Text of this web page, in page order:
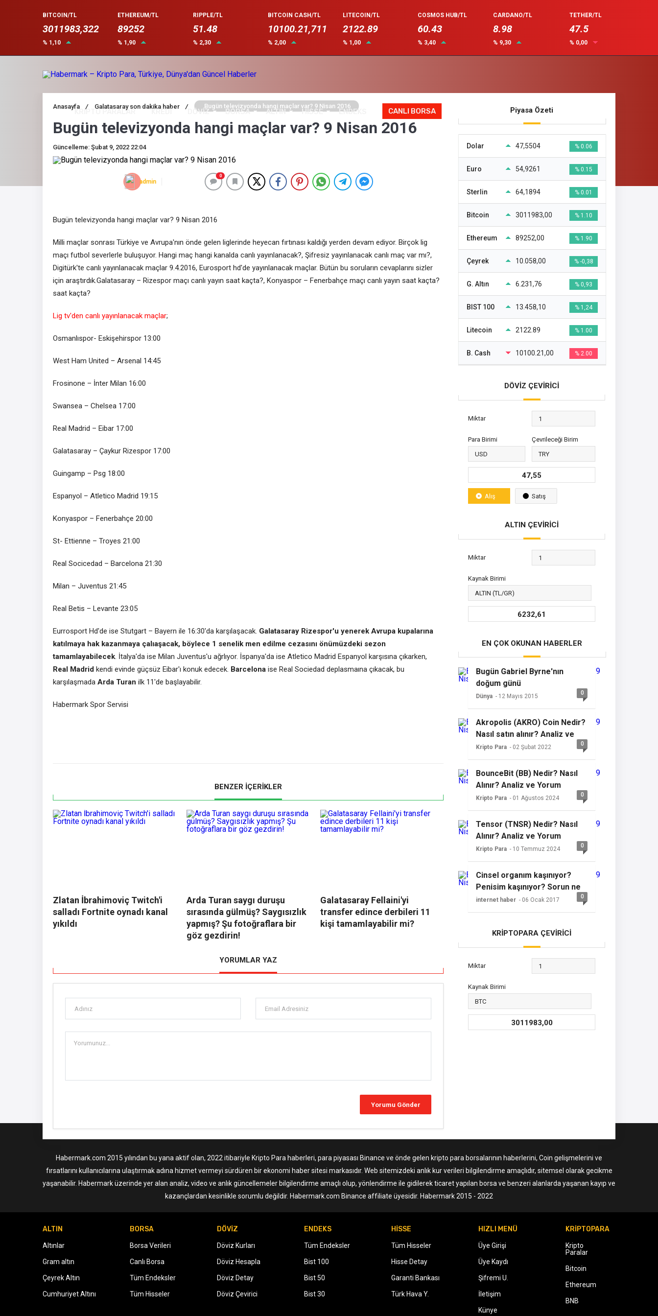
BITCOIN/TL
3011983,322
% 1,10
ETHEREUM/TL
89252
% 1,90
RIPPLE/TL
51.48
% 2,30
BITCOIN CASH/TL
10100.21,711
% 2,00
LITECOIN/TL
2122.89
% 1,00
COSMOS HUB/TL
60.43
% 3,40
CARDANO/TL
8.98
% 9,30
TETHER/TL
47.5
% 0,00
KRİPTO PARALAR KREDİ DÖVİZ BORSA ALTIN HİSSE ENDEKS CANLI BORSA
Anasayfa / Galatasaray son dakika haber / Bugün televizyonda hangi maçlar var? 9 Nisan 2016
Bugün televizyonda hangi maçlar var? 9 Nisan 2016
Güncelleme: Şubat 9, 2022 22:04
admin
0
Bugün televizyonda hangi maçlar var? 9 Nisan 2016
Milli maçlar sonrası Türkiye ve Avrupa'nın önde gelen liglerinde heyecan fırtınası kaldığı yerden devam ediyor. Birçok lig
maçı futbol severlerle buluşuyor. Hangi maç hangi kanalda canlı yayınlanacak?, Şifresiz yayınlanacak canlı maç var mı?,
Digitürk'te canlı yayınlanacak maçlar 9.4.2016, Eurosport hd'de yayınlanacak maçlar. Bütün bu soruların cevaplarını sizler
için araştırdık.Galatasaray – Rizespor maçı canlı yayın saat kaçta?, Konyaspor – Fenerbahçe maçı canlı yayın saat kaçta?
saat kaçta?
Lig tv'den canlı yayınlanacak maçlar;
Osmanlıspor- Eskişehirspor 13:00
West Ham United – Arsenal 14:45
Frosinone – İnter Milan 16:00
Swansea – Chelsea 17:00
Real Madrid – Eibar 17:00
Galatasaray – Çaykur Rizespor 17:00
Guingamp – Psg 18:00
Espanyol – Atletico Madrid 19:15
Konyaspor – Fenerbahçe 20:00
St- Ettienne – Troyes 21:00
Real Socicedad – Barcelona 21:30
Milan – Juventus 21:45
Real Betis – Levante 23:05
Eurrosport Hd'de ise Stutgart – Bayern ile 16:30'da karşılaşacak. Galatasaray Rizespor'u yenerek Avrupa kupalarına
katılmaya hak kazanmaya çalıaşacak, böylece 1 senelik men edilme cezasını önümüzdeki sezon
tamamlayabilecek . İtalya'da ise Milan Juventus'u ağrlıyor. İspanya'da ise Atletico Madrid Espanyol karşısına çıkarken,
Real Madrid kendi evinde güçsüz Eibar'ı konuk edecek. Barcelona ise Real Sociedad deplasmaına çıkacak, bu
karşılaşmada Arda Turan ilk 11'de başlayabilir.
Habermark Spor Servisi
BENZER İÇERİKLER
Zlatan İbrahimoviç Twitch'i
salladı Fortnite oynadı kanal
yıkıldı
Arda Turan saygı duruşu
sırasında gülmüş? Saygısızlık
yapmış? Şu fotoğraflara bir
göz gezdirin!
Galatasaray Fellaini'yi
transfer edince derbileri 11
kişi tamamlayabilir mi?
YORUMLAR YAZ
Piyasa Özeti
Dolar 47,5504 % 0.06
Euro 54,9261 % 0.15
Sterlin 64,1894 % 0.01
Bitcoin 3011983,00 % 1.10
Ethereum 89252,00 % 1.90
Çeyrek 10.058,00 % -0,38
G. Altın 6.231,76 % 0,93
BIST 100 13.458,10 % 1,24
Litecoin 2122.89 % 1.00
B. Cash 10100.21,00 % 2.00
DÖVİZ ÇEVİRİCİ
Miktar
Para Birimi Çevrileceği Birim
47,55
Alış Satış
ALTIN ÇEVİRİCİ
Miktar
Kaynak Birimi
6232,61
EN ÇOK OKUNAN HABERLER
Bugün Gabriel Byrne'nın
doğum günü
Dünya - 12 Mayıs 2015 0
Akropolis (AKRO) Coin Nedir?
Nasıl satın alınır? Analiz ve
yorum
Kripto Para - 02 Şubat 2022 0
BounceBit (BB) Nedir? Nasıl
Alınır? Analiz ve Yorum
Kripto Para - 01 Ağustos 2024 0
Tensor (TNSR) Nedir? Nasıl
Alınır? Analiz ve Yorum
Kripto Para - 10 Temmuz 2024 0
Cinsel organım kaşınıyor?
Penisim kaşınıyor? Sorun ne
olabilir?
internet haber - 06 Ocak 2017 0
KRİPTOPARA ÇEVİRİCİ
Miktar
Kaynak Birimi
3011983,00
Habermark.com 2015 yılından bu yana aktif olan, 2022 itibariyle Kripto Para haberleri, para piyasası Binance ve önde gelen kripto para borsalarının haberlerini, Coin gelişmelerini ve
fırsatlarını kullanıcılarına ulaştırmak adına hizmet vermeyi sürdüren bir ekonomi haber sitesi markasıdır. Web sitemizdeki anlık kur verileri bilgilendirme amaçlıdır, sitemsel olarak gecikme
yaşanabilir. Habermark üzerinde yer alan analiz, video ve anlık güncellemeler bilgilendirme amaçlı olup, yönlendirme ile gidilerek ticaret yapılan borsa ve benzeri alanlarda yaşanan kayıp ve
kazançlardan kesinlikle sorumlu değildir. Habermark.com Binance affiliate üyesidir. Habermark 2015 - 2022
ALTIN
Altınlar
Gram altın
Çeyrek Altın
Cumhuriyet Altını
BORSA
Borsa Verileri
Canlı Borsa
Tüm Endeksler
Tüm Hisseler
DÖVİZ
Döviz Kurları
Döviz Hesapla
Döviz Detay
Döviz Çevirici
ENDEKS
Tüm Endeksler
Bist 100
Bist 50
Bist 30
HİSSE
Tüm Hisseler
Hisse Detay
Garanti Bankası
Türk Hava Y.
HIZLI MENÜ
Üye Girişi
Üye Kaydı
Şifremi U.
İletişim
Künye
KRİPTOPARA
Kripto
Paralar
Bitcoin
Ethereum
BNB